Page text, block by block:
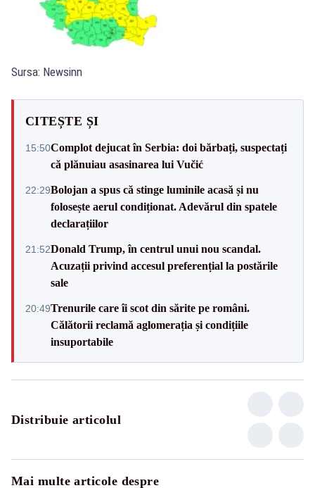
Sursa: Newsinn
CITEȘTE ȘI
15:50Complot dejucat în Serbia: doi bărbați, suspectați
că plănuiau asasinarea lui Vučić
22:29Bolojan a spus că stinge luminile acasă și nu
folosește aerul condiționat. Adevărul din spatele
declarațiilor
21:52Donald Trump, în centrul unui nou scandal.
Acuzații privind accesul preferențial la postările
sale
20:49Trenurile care îi scot din sărite pe români.
Călătorii reclamă aglomerația și condițiile
insuportabile
Distribuie articolul
Mai multe articole despre